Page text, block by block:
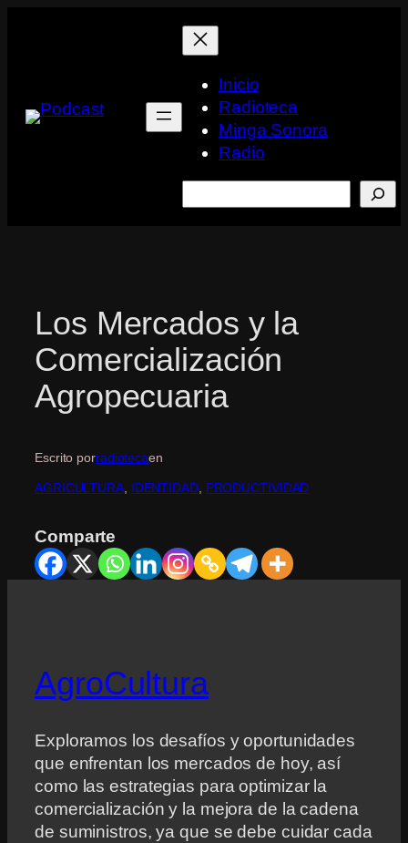
Inicio
Radioteca
Minga Sonora
Radio
Los Mercados y la
Comercialización
Agropecuaria
Escrito porradiotecaen
AGRICULTURA, IDENTIDAD, PRODUCTIVIDAD
Comparte
AgroCultura
Exploramos los desafíos y oportunidades
que enfrentan los mercados de hoy, así
como las estrategias para optimizar la
comercialización y la mejora de la cadena
de suministros, ya que se debe cuidar cada